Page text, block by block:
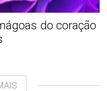
do coração